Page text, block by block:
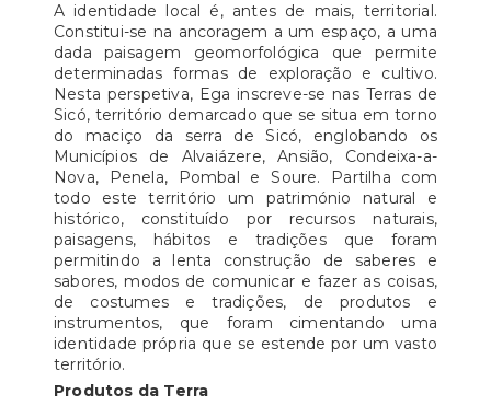
A identidade local é, antes de mais, territorial.
Constitui-se na ancoragem a um espaço, a uma
dada paisagem geomorfológica que permite
determinadas formas de exploração e cultivo.
Nesta perspetiva, Ega inscreve-se nas Terras de
Sicó, território demarcado que se situa em torno
do maciço da serra de Sicó, englobando os
Municípios de Alvaiázere, Ansião, Condeixa-a-
Nova, Penela, Pombal e Soure. Partilha com
todo este território um património natural e
histórico, constituído por recursos naturais,
paisagens, hábitos e tradições que foram
permitindo a lenta construção de saberes e
sabores, modos de comunicar e fazer as coisas,
de costumes e tradições, de produtos e
instrumentos, que foram cimentando uma
identidade própria que se estende por um vasto
território.
Produtos da Terra